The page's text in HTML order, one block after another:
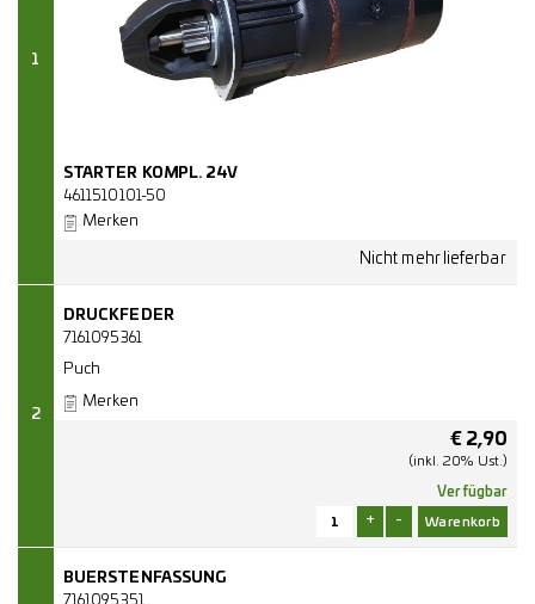
1
STARTER KOMPL. 24V
4611510101-50
Merken
2
DRUCKFEDER
7161095361
Puch
Merken
€ 2,90
(inkl. 20% Ust.)
Verfügbar
+ -
BUERSTENFASSUNG
7161095351